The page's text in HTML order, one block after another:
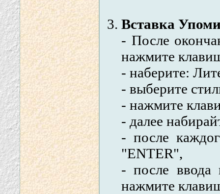
Вставка
- После
нажмите
- наберите:
- выберите
- нажмите
- далее
- после
"ENTER",
- после ввода
нажмите